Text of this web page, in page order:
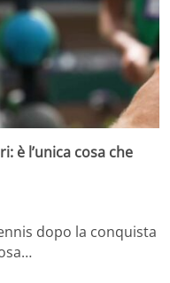
è l’unica cosa che
dopo la conquista